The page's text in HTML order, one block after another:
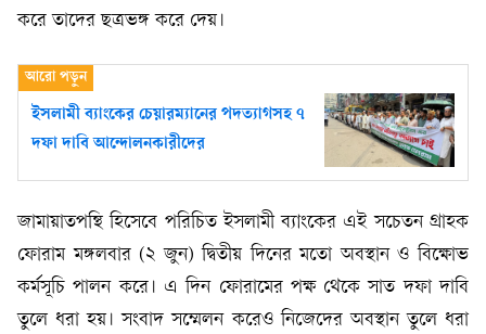
করে তাদের ছত্রভঙ্গ করে দেয়।
ইসলামী ব্যাংকের চেয়ারম্যানের পদত্যাগসহ ৭
দফা দাবি আন্দোলনকারীদের
জামায়াতপন্থি হিসেবে পরিচিত ইসলামী ব্যাংকের এই সচেতন গ্রাহক
ফোরাম মঙ্গলবার (২ জুন) দ্বিতীয় দিনের মতো অবস্থান ও বিক্ষোভ
কর্মসূচি পালন করে। এ দিন ফোরামের পক্ষ থেকে সাত দফা দাবি
তুলে ধরা হয়। সংবাদ সম্মেলন করেও নিজেদের অবস্থান তুলে ধরা